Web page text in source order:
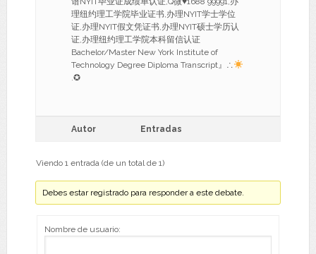
理纽约理工学院毕业证书,办理NYIT学士学位
证,办理NYIT假文凭证书,办理NYIT硕士学历认
证,办理纽约理工学院本科留信认证
Bachelor/Master New York Institute of
Technology Degree Diploma Transcript』∴
.✪
Autor Entradas
Viendo 1 entrada (de un total de 1)
Debes estar registrado para responder a este debate.
Nombre de usuario: